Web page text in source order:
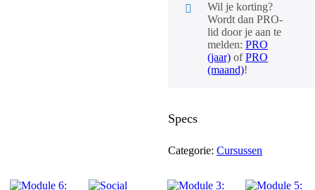
Wil je korting?
Wordt dan PRO-
lid door je aan te
melden:PRO
(jaar) ofPRO
(maand)!
Specs
Categorie: Cursussen